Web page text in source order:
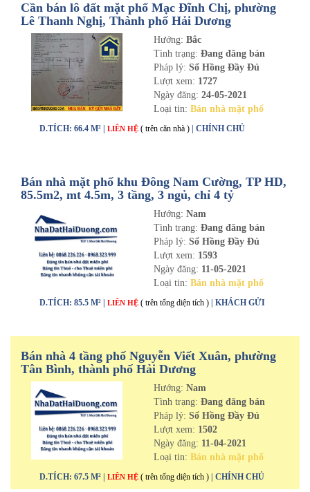
Cần bán lô đất mặt phố Mạc Đĩnh Chị, phường
Lê Thanh Nghị, Thành phố Hải Dương
Hướng: Bắc
Tình trạng: Đang đăng bán
Pháp lý: Sổ Hồng Đầy Đủ
Lượt xem: 1727
Ngày đăng: 24-05-2021
Loại tin: Bán nhà mặt phố
D.TÍCH: 66.4 M² | LIÊN HỆ ( trên căn nhà ) | CHÍNH CHỦ
Bán nhà mặt phố khu Đông Nam Cường, TP HD,
85.5m2, mt 4.5m, 3 tầng, 3 ngủ, chỉ 4 tỷ
Hướng: Nam
Tình trạng: Đang đăng bán
Pháp lý: Sổ Hồng Đầy Đủ
Lượt xem: 1593
Ngày đăng: 11-05-2021
Loại tin: Bán nhà mặt phố
D.TÍCH: 85.5 M² | LIÊN HỆ ( trên tổng diện tích ) | KHÁCH GỬI
Bán nhà 4 tầng phố Nguyễn Viết Xuân, phường
Tân Bình, thành phố Hải Dương
Hướng: Nam
Tình trạng: Đang đăng bán
Pháp lý: Sổ Hồng Đầy Đủ
Lượt xem: 1502
Ngày đăng: 11-04-2021
Loại tin: Bán nhà mặt phố
D.TÍCH: 67.5 M² | LIÊN HỆ ( trên tổng diện tích ) | CHÍNH CHỦ